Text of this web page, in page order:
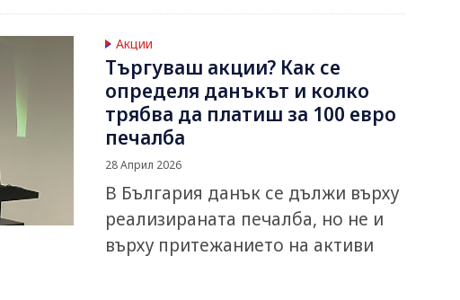
Акции
Търгуваш акции? Как се
определя данъкът и колко
трябва да платиш за 100 евро
печалба
28 Април 2026
В България данък се дължи върху
реализираната печалба, но не и
върху притежанието на активи